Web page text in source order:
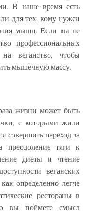
В наше время есть
для тех, кому нужен
мышц. Если вы не
профессиональных
на веганство, чтобы
мышечную массу.
жизни может быть
с которыми жили
переход за
тяги к
диеты и чтение
веганских
определенно легче
рестораны в
вы поймете смысл